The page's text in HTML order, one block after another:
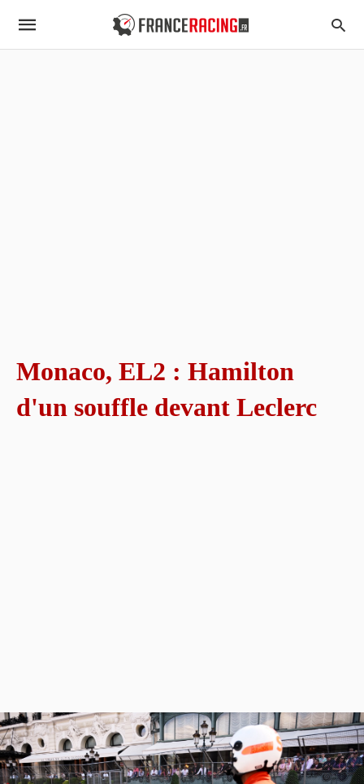
Monaco, EL2 : Hamilton
d'un souffle devant Leclerc